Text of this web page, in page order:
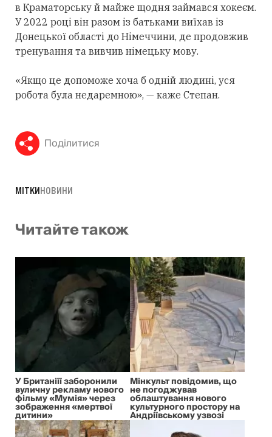
в Краматорську й майже щодня займався хокеєм.
У 2022 році він разом із батьками виїхав із
Донецької області до Німеччини, де продовжив
тренування та вивчив німецьку мову.
«Якщо це допоможе хоча б одній людині, уся
робота була недаремною», — каже Степан.
Поділитися
МІТКИНОВИНИ
Читайте також
У Британіїї заборонили
вуличну рекламу нового
фільму «Мумія» через
зображення «мертвої
дитини»
Мінкульт повідомив, що
не погоджував
облаштування нового
культурного простору на
Андріївському узвозі